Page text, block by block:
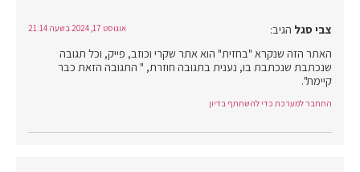
צבי סגל הגיב: אוגוסט 17, 2024 בשעה 21:14
האתר הזה שנקרא "בחזית" הוא אתר שקרי וכוזב, פייק, וכל תגובה
שנכתבת שנכתבת בו, נענית בתגובה חוזרת, " התגובה הזאת כבר
קיימת".
התחבר למערכת כדי להשתתף בדיון